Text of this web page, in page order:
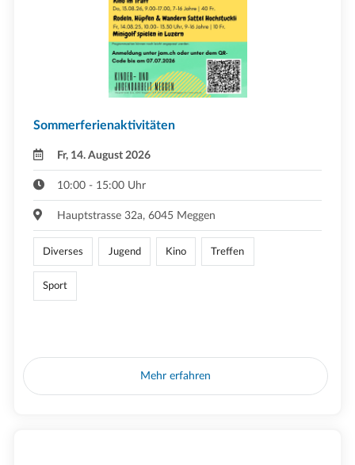
Sommerferienaktivitäten
Fr, 14. August 2026
10:00 - 15:00 Uhr
Hauptstrasse 32a, 6045 Meggen
Diverses Jugend Kino Treffen
Sport
Mehr erfahren